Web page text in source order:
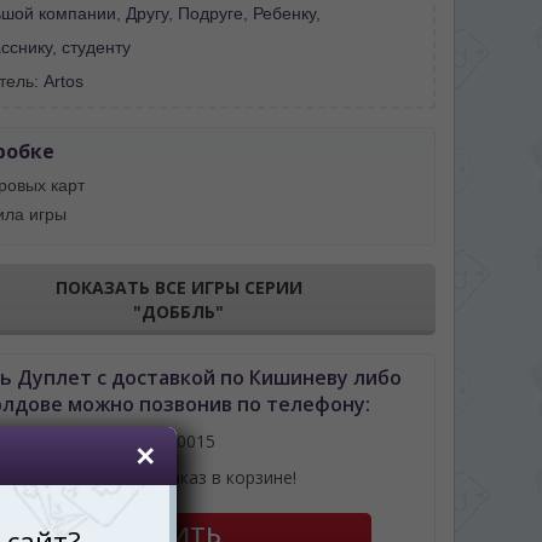
компании Другу, Подруге Ребенку,
студенту
Artos
карт
игры
ПОКАЗАТЬ ВСЕ ИГРЫ СЕРИИ
"ДОББЛЬ"
Дуплет с доставкой по Кишиневу либо
можно позвонив по телефону:
061110015
или оформив заказ в корзине!